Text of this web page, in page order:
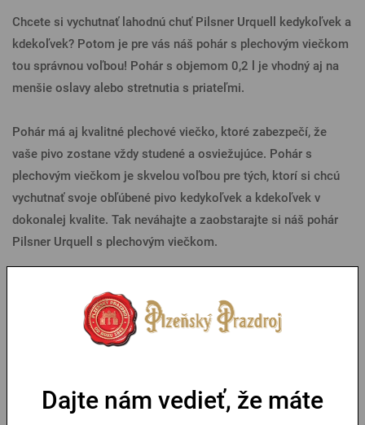
Chcete si vychutnať lahodnú chuť Pilsner Urquell kedykoľvek a
kdekoľvek? Potom je pre vás náš pohár s plechovým viečkom
tou správnou voľbou! Pohár s objemom 0,2 l je vhodný aj na
menšie oslavy alebo stretnutia s priateľmi.
Pohár má aj kvalitné plechové viečko, ktoré zabezpečí, že
vaše pivo zostane vždy studené a osviežujúce. Pohár s
plechovým viečkom je skvelou voľbou pre tých, ktorí si chcú
vychutnať svoje obľúbené pivo kedykoľvek a kdekoľvek v
dokonalej kvalite. Tak neváhajte a zaobstarajte si náš pohár
Pilsner Urquell s plechovým viečkom.
Dajte nám vedieť, že máte